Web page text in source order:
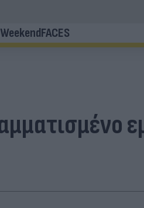
WeekendFACES